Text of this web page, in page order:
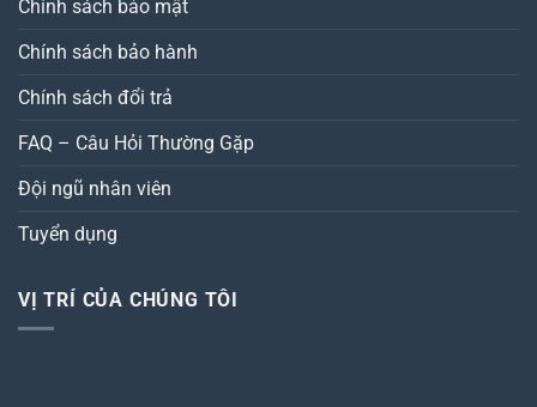
Chính sách bảo mật
Chính sách bảo hành
Chính sách đổi trả
FAQ – Câu Hỏi Thường Gặp
Đội ngũ nhân viên
Tuyển dụng
VỊ TRÍ CỦA CHÚNG TÔI